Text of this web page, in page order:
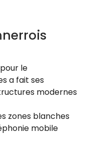
pour le
a fait ses
modernes
zones blanches
mobile